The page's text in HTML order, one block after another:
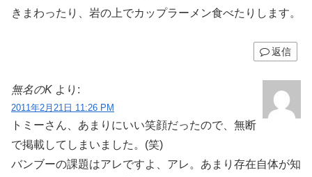
きまわったり、岩の上でカップラーメン食べたりします。
返信
無名のK より:
2011年2月21日 11:26 PM
トミーさん、あまりにいい笑顔だったので、無断
で掲載してしまいました。(笑)
バンブーの課題はアレですよ、アレ。あまり存在自体が知